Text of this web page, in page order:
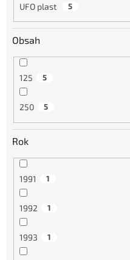
UFO plast 5
Obsah
125 5
250 5
Rok
1991 1
1992 1
1993 1